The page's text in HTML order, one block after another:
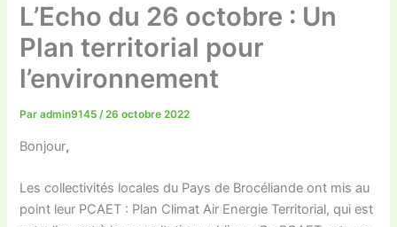
L’Echo du 26 octobre : Un
Plan territorial pour
l’environnement
Paradmin9145/26 octobre 2022
Bonjour,
Les collectivités locales du Pays de Brocéliande ont mis au
point leur PCAET : Plan Climat Air Energie Territorial, qui est